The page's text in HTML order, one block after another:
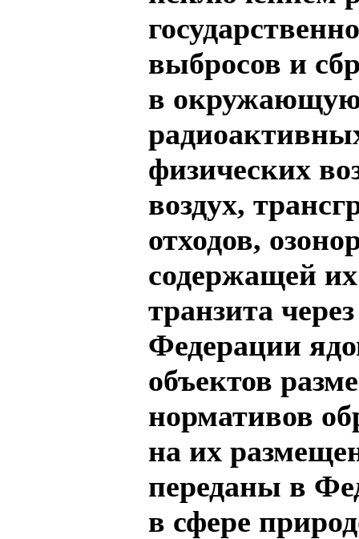
выбросов и
в окружающую
физических
воздух,
отходов,
содержащей
транзита
Федерации
объектов
нормативов
на их
переданы в
в сфере